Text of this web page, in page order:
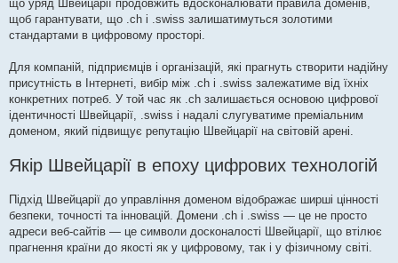
що уряд Швейцарії продовжить вдосконалювати правила доменів,
щоб гарантувати, що .ch і .swiss залишатимуться золотими
стандартами в цифровому просторі.
Для компаній, підприємців і організацій, які прагнуть створити надійну
присутність в Інтернеті, вибір між .ch і .swiss залежатиме від їхніх
конкретних потреб. У той час як .ch залишається основою цифрової
ідентичності Швейцарії, .swiss і надалі слугуватиме преміальним
доменом, який підвищує репутацію Швейцарії на світовій арені.
Якір Швейцарії в епоху цифрових технологій
Підхід Швейцарії до управління доменом відображає ширші цінності
безпеки, точності та інновацій. Домени .ch і .swiss — це не просто
адреси веб-сайтів — це символи досконалості Швейцарії, що втілює
прагнення країни до якості як у цифровому, так і у фізичному світі.